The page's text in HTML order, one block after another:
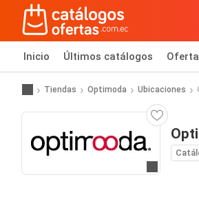
Inicio Últimos catálogos
Tiendas Optimoda Ubicaciones